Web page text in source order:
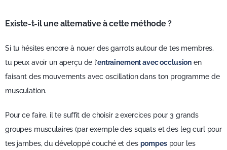
Existe-t-il une alternative à cette méthode ?
Si tu hésites encore à nouer des garrots autour de tes membres,
tu peux avoir un aperçu de l’entraînement avec occlusion en
faisant des mouvements avec oscillation dans ton programme de
musculation.
Pour ce faire, il te suffit de choisir 2 exercices pour 3 grands
groupes musculaires (par exemple des squats et des leg curl pour
tes jambes, du développé couché et des pompespour les